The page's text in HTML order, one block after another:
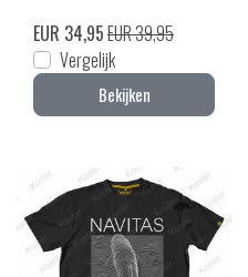
EUR 34,95EUR 39,95
Vergelijk
Bekijken